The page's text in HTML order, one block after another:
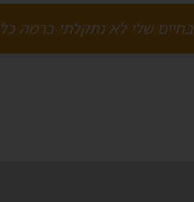
בחיים שלי לא נתקלתי ברמה